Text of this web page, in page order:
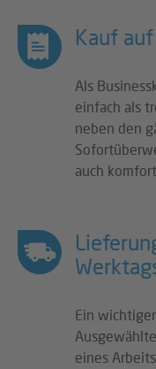
Kauf
Als
einfach als
neben den
auch
Ein
eines